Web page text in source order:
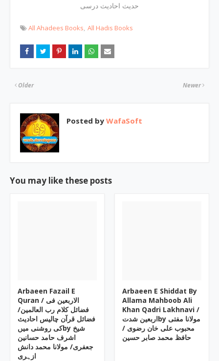
حدیث احادیث درسی
All Ahadees Books All Hadis Books
Newer
Older
Posted by WafaSoft
You may like these posts
Arbaeen Fazail E
Quran / الاربعین فی
فضائل کلام رب العالمین/
فضائل قرآن چالیس احادیث
کی روشنی میںby شیخ
اشرف حامد حسانین
جعفری/ مولانا محمد دانش
ازہری
Arbaeen E Shiddat By
Allama Mahboob Ali
Khan Qadri Lakhnavi /
اربعین شدتby مولانا مفتی
محبوب علی خان رضوی /
حافظ محمد صابر حسین